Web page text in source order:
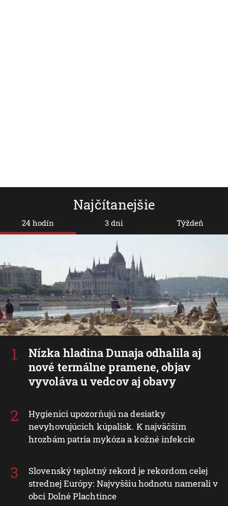
Najčítanejšie
24 hodín
Nízka hladina Dunaja odhalila aj
nové termálne pramene, objav
vyvoláva u vedcov aj obavy
Hygienici upozorňujú na desiatky
nevyhovujúcich kúpalísk. K najväčším
hrozbám patria mykóza a kožné infekcie
Slovenský teplotný rekord je rekordom celej
strednej Európy: Najvyššiu hodnotu namerali v
obci Dolné Plachtince
3 dni Týždeň